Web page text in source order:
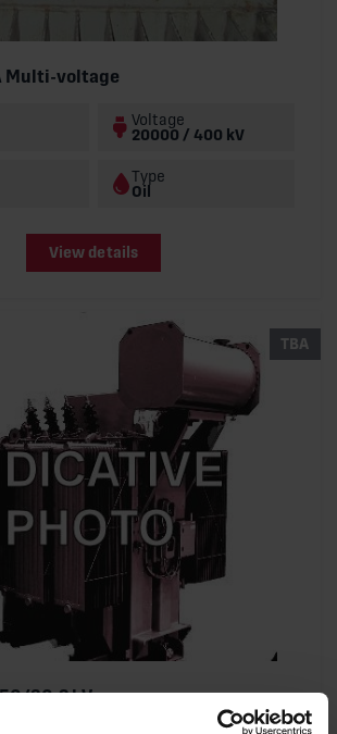
Multi-voltage
Voltage
20000 / 400 kV
Type
Oil
View details
TBA
30,2 kV